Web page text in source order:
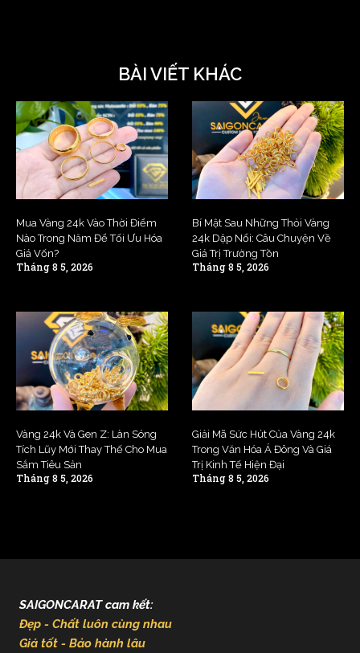
BÀI VIẾT KHÁC
Mua Vàng 24k Vào Thời Điểm
Nào Trong Năm Để Tối Ưu Hóa
Giá Vốn?
Tháng 8 5, 2026
Bí Mật Sau Những Thỏi Vàng
24k Dập Nổi: Câu Chuyện Về
Giá Trị Trường Tồn
Tháng 8 5, 2026
Vàng 24k Và Gen Z: Làn Sóng
Tích Lũy Mới Thay Thế Cho Mua
Sắm Tiêu Sản
Tháng 8 5, 2026
Giải Mã Sức Hút Của Vàng 24k
Trong Văn Hóa Á Đông Và Giá
Trị Kinh Tế Hiện Đại
Tháng 8 5, 2026
SAIGONCARAT cam kết:
Đẹp - Chất luôn cùng nhau
Giá tốt - Bảo hành lâu